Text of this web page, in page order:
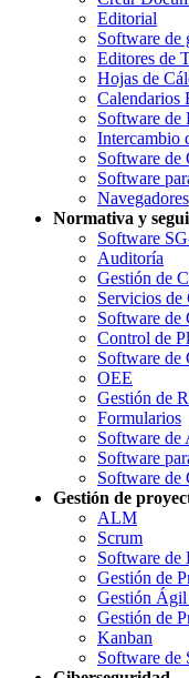
Editorial
Software de
Editores de
Hojas de
Calendarios
Software de
Intercambio
Software de
Software
Navegadores
Normativa y
Software
Auditoría
Gestión de
Servicios de
Software de
Control de
Software de
OEE
Gestión de
Formularios
Software de
Software
Software de
Gestión de
ALM
Scrum
Software de
Gestión de
Gestión Ágil
Gestión de
Kanban
Software de